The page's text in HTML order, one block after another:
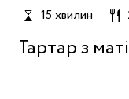
15 хвилин
Тартар з